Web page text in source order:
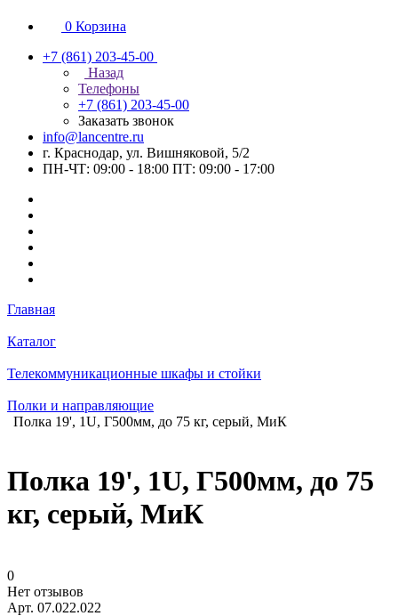
0 Корзина
+7 (861) 203-45-00
Назад
Телефоны
+7 (861) 203-45-00
Заказать звонок
info@lancentre.ru
г. Краснодар, ул. Вишняковой, 5/2
ПН-ЧТ: 09:00 - 18:00 ПТ: 09:00 - 17:00
Главная
Каталог
Телекоммуникационные шкафы и стойки
Полки и направляющие
Полка 19', 1U, Г500мм, до 75 кг, серый, МиК
Полка 19', 1U, Г500мм, до 75
кг, серый, МиК
0
Нет отзывов
Арт. 07.022.022